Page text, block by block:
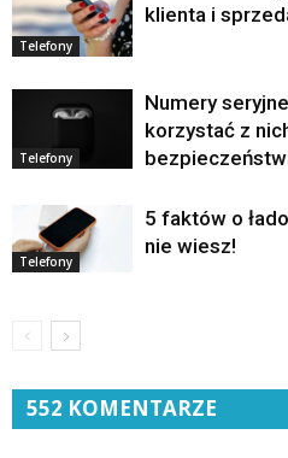
Telefony
klienta i
Telefony
Numery
korzystać z
Telefony
5 faktów o
nie wiesz!
552 KOMENTARZE